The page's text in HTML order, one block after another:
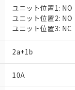
ユニット位置1: NO
ユニット位置2: NO
ユニット位置3: NC
2a+1b
10A
ご利用条件
以下の条件をお
対応済み：
対応予定：EU
対応予定なし
非該当品：ライ
仕入先様の事情
があります。
※1 中国